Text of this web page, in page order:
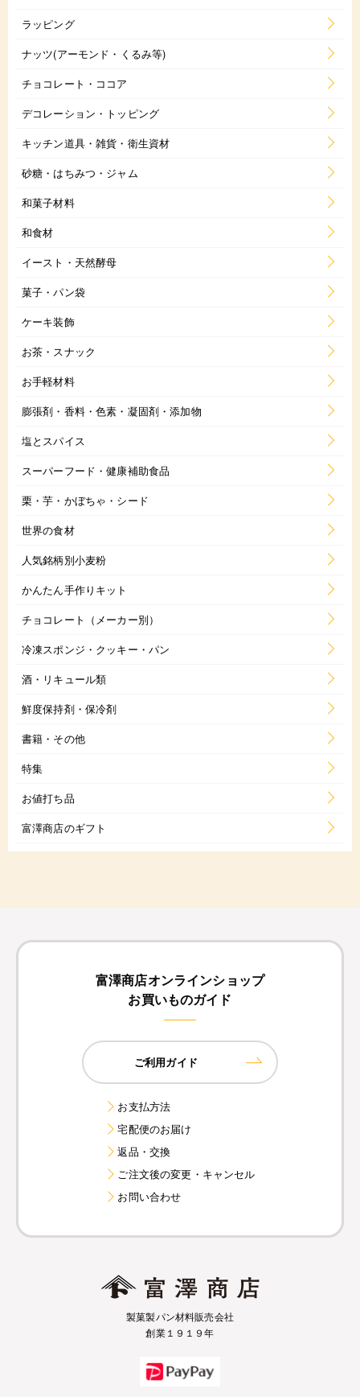
ラッピング
ナッツ(アーモンド・くるみ等)
チョコレート・ココア
デコレーション・トッピング
キッチン道具・雑貨・衛生資材
砂糖・はちみつ・ジャム
和菓子材料
和食材
イースト・天然酵母
菓子・パン袋
ケーキ装飾
お茶・スナック
お手軽材料
膨張剤・香料・色素・凝固剤・添加物
塩とスパイス
スーパーフード・健康補助食品
栗・芋・かぼちゃ・シード
世界の食材
人気銘柄別小麦粉
かんたん手作りキット
チョコレート（メーカー別）
冷凍スポンジ・クッキー・パン
酒・リキュール類
鮮度保持剤・保冷剤
書籍・その他
特集
お値打ち品
富澤商店のギフト
富澤商店オンラインショップ
お買いものガイド
ご利用ガイド
お支払方法
宅配便のお届け
返品・交換
ご注文後の変更・キャンセル
お問い合わせ
製菓製パン材料販売会社
創業１９１９年